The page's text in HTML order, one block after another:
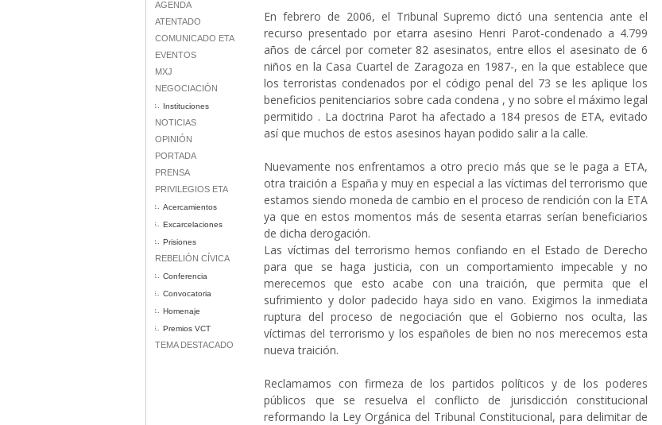
AGENDA
ATENTADO
COMUNICADO ETA
EVENTOS
MXJ
NEGOCIACIÓN
Instituciones
NOTICIAS
OPINIÓN
PORTADA
PRENSA
PRIVILEGIOS ETA
Acercamientos
Excarcelaciones
Prisiones
REBELIÓN CÍVICA
Conferencia
Convocatoria
Homenaje
Premios VCT
TEMA DESTACADO
En febrero de 2006, el Tribunal Supremo dictó una sentencia ante el
recurso presentado por etarra asesino Henri Parot-condenado a 4.799
años de cárcel por cometer 82 asesinatos, entre ellos el asesinato de 6
niños en la Casa Cuartel de Zaragoza en 1987-, en la que establece que
los terroristas condenados por el código penal del 73 se les aplique los
beneficios penitenciarios sobre cada condena , y no sobre el máximo legal
permitido . La doctrina Parot ha afectado a 184 presos de ETA, evitado
así que muchos de estos asesinos hayan podido salir a la calle.
Nuevamente nos enfrentamos a otro precio más que se le paga a ETA,
otra traición a España y muy en especial a las víctimas del terrorismo que
estamos siendo moneda de cambio en el proceso de rendición con la ETA
ya que en estos momentos más de sesenta etarras serían beneficiarios
de dicha derogación.
Las víctimas del terrorismo hemos confiando en el Estado de Derecho
para que se haga justicia, con un comportamiento impecable y no
merecemos que esto acabe con una traición, que permita que el
sufrimiento y dolor padecido haya sido en vano. Exigimos la inmediata
ruptura del proceso de negociación que el Gobierno nos oculta, las
víctimas del terrorismo y los españoles de bien no nos merecemos esta
nueva traición.
Reclamamos con firmeza de los partidos políticos y de los poderes
públicos que se resuelva el conflicto de jurisdicción constitucional
reformando la Ley Orgánica del Tribunal Constitucional, para delimitar de